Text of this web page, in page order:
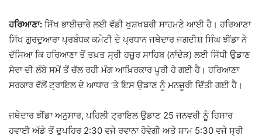
ਹਰਿਆਣਾ: ਸਿੱਖ ਭਾਈਚਾਰੇ ਲਈ ਵੱਡੀ ਖੁਸ਼ਖਬਰੀ ਸਾਹਮਣੇ ਆਈ ਹੈ। ਹਰਿਆਣਾ
ਸਿੱਖ ਗੁਰਦੁਆਰਾ ਪ੍ਰਬੰਧਕ ਕਮੇਟੀ ਦੇ ਪ੍ਰਧਾਨ ਜਥੇਦਾਰ ਜਗਦੀਸ਼ ਸਿੰਘ ਝੀਂਡਾ ਨੇ
ਦੱਸਿਆ ਕਿ ਹਰਿਆਣਾ ਤੋਂ ਤਖ਼ਤ ਸ੍ਰੀ ਹਜ਼ੂਰ ਸਾਹਿਬ (ਨਾਂਦੇੜ) ਲਈ ਸਿੱਧੀ ਉਡਾਣ
ਸੇਵਾ ਦੀ ਲੰਬੇ ਸਮੇਂ ਤੋਂ ਚੱਲ ਰਹੀ ਮੰਗ ਆਖ਼ਿਰਕਾਰ ਪੂਰੀ ਹੋ ਗਈ ਹੈ। ਹਰਿਆਣਾ
ਸਰਕਾਰ ਵੱਲੋਂ ਟ੍ਰਾਇਲ ਦੇ ਆਧਾਰ ‘ਤੇ ਇਸ ਉਡਾਣ ਨੂੰ ਮਨਜ਼ੂਰੀ ਦਿੱਤੀ ਗਈ ਹੈ।
ਜਥੇਦਾਰ ਝੀਂਡਾ ਅਨੁਸਾਰ, ਪਹਿਲੀ ਟ੍ਰਾਇਲ ਉਡਾਣ 25 ਜਨਵਰੀ ਨੂੰ ਹਿਸਾਰ
ਹਵਾਈ ਅੱਡੇ ਤੋਂ ਦੁਪਹਿਰ 2:30 ਵਜੇ ਰਵਾਨਾ ਹੋਵੇਗੀ ਅਤੇ ਸ਼ਾਮ 5:30 ਵਜੇ ਸ੍ਰੀ